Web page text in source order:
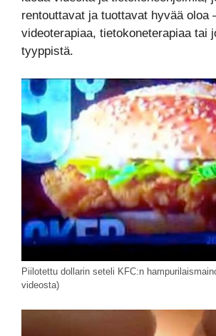
rentouttavat ja tuottavat hyvää oloa
videoterapiaa, tietokoneterapiaa tai
tyyppistä.
Piilotettu dollarin seteli KFC:n
videosta)